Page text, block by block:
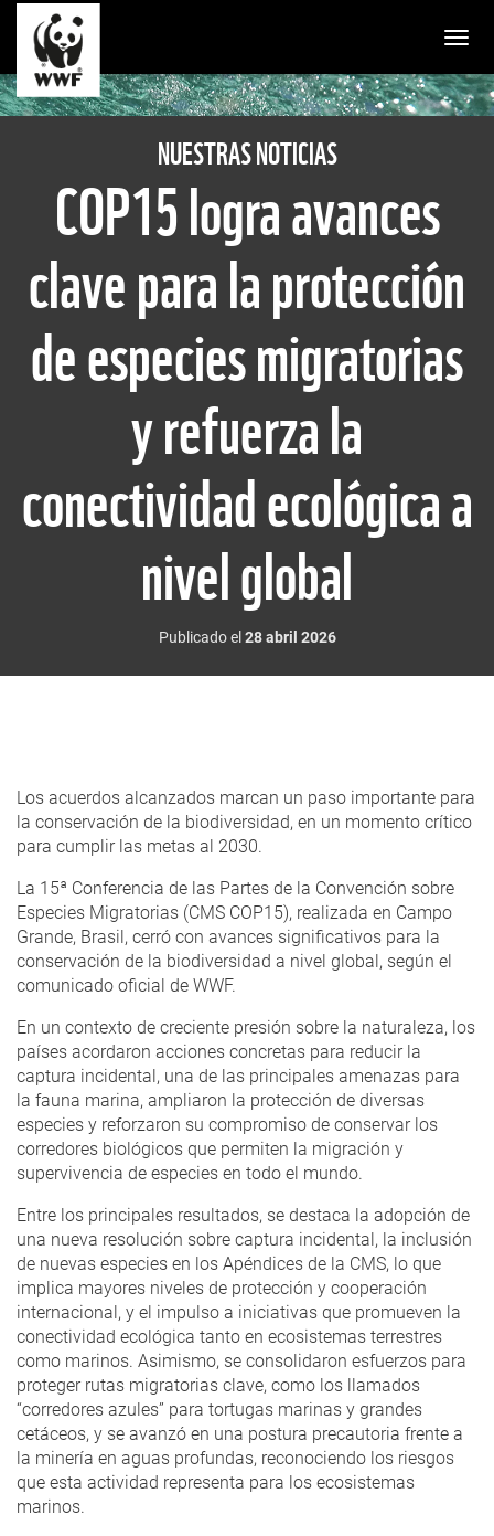
NUESTRAS NOTICIAS
COP15 logra avances
clave para la protección
de especies migratorias
y refuerza la
conectividad ecológica a
nivel global
Publicado el 28 abril 2026
Los acuerdos alcanzados marcan un paso importante para
la conservación de la biodiversidad, en un momento crítico
para cumplir las metas al 2030.
La 15ª Conferencia de las Partes de la Convención sobre
Especies Migratorias (CMS COP15), realizada en Campo
Grande, Brasil, cerró con avances significativos para la
conservación de la biodiversidad a nivel global, según el
comunicado oficial de WWF.
En un contexto de creciente presión sobre la naturaleza, los
países acordaron acciones concretas para reducir la
captura incidental, una de las principales amenazas para
la fauna marina, ampliaron la protección de diversas
especies y reforzaron su compromiso de conservar los
corredores biológicos que permiten la migración y
supervivencia de especies en todo el mundo.
Entre los principales resultados, se destaca la adopción de
una nueva resolución sobre captura incidental, la inclusión
de nuevas especies en los Apéndices de la CMS, lo que
implica mayores niveles de protección y cooperación
internacional, y el impulso a iniciativas que promueven la
conectividad ecológica tanto en ecosistemas terrestres
como marinos. Asimismo, se consolidaron esfuerzos para
proteger rutas migratorias clave, como los llamados
“corredores azules” para tortugas marinas y grandes
cetáceos, y se avanzó en una postura precautoria frente a
la minería en aguas profundas, reconociendo los riesgos
que esta actividad representa para los ecosistemas
marinos.